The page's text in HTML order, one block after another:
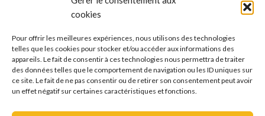
cookies
Pour offrir les meilleures expériences, nous utilisons des technologies
telles que les cookies pour stocker et/ou accéder aux informations des
appareils. Le fait de consentir à ces technologies nous permettra de traiter
des données telles que le comportement de navigation ou les ID uniques sur
ce site. Le fait de ne pas consentir ou de retirer son consentement peut avoir
un effet négatif sur certaines caractéristiques et fonctions.
Livraison suivie